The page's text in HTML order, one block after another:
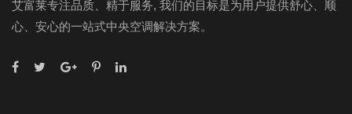
艾富莱专注品质、精于服务, 我们的目标是为用户提供舒心、顺
心、安心的一站式中央空调解决方案。